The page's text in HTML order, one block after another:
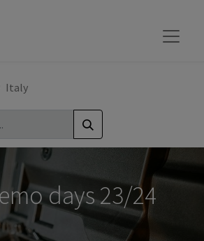
Italy
days 23/24